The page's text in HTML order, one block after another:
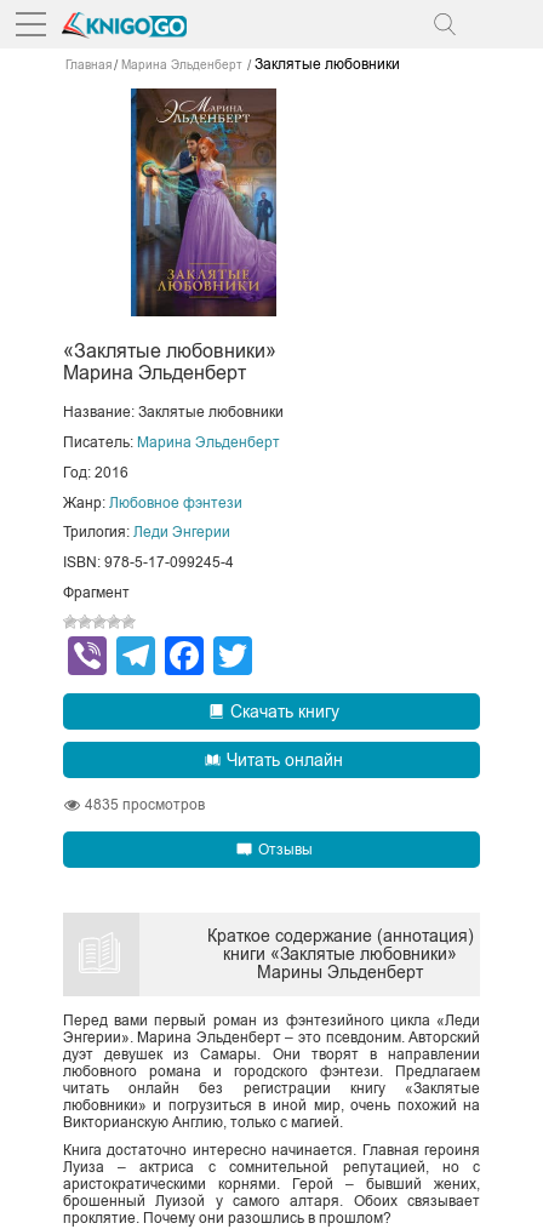
Главная Марина Эльденберт Заклятые любовники
«Заклятые любовники»
Марина Эльденберт
Название: Заклятые любовники
Писатель: Марина Эльденберт
Год: 2016
Жанр: Любовное фэнтези
Трилогия: Леди Энгерии
ISBN: 978-5-17-099245-4
Фрагмент
ViberTelegram
Facebook
Скачать книгу
Читать онлайн
4835 просмотров
Отзывы
Краткое содержание (аннотация)
книги «Заклятые любовники»
Марины Эльденберт
Перед вами первый роман из фэнтезийного цикла «Леди
Энгерии». Марина Эльденберт – это псевдоним. Авторский
дуэт девушек из Самары. Они творят в направлении
любовного романа и городского фэнтези. Предлагаем
читать онлайн без регистрации книгу «Заклятые
любовники» и погрузиться в иной мир, очень похожий на
Викторианскую Англию, только с магией.
Книга достаточно интересно начинается. Главная героиня
Луиза – актриса с сомнительной репутацией, но с
аристократическими корнями. Герой – бывший жених,
брошенный Луизой у самого алтаря. Обоих связывает
проклятие. Почему они разошлись в прошлом?